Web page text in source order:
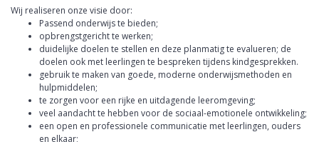
Wij realiseren onze visie door:
Passend onderwijs te bieden;
opbrengstgericht te werken;
duidelijke doelen te stellen en deze planmatig te evalueren; de
doelen ook met leerlingen te bespreken tijdens kindgesprekken.
gebruik te maken van goede, moderne onderwijsmethoden en
hulpmiddelen;
te zorgen voor een rijke en uitdagende leeromgeving;
veel aandacht te hebben voor de sociaal-emotionele ontwikkeling;
een open en professionele communicatie met leerlingen, ouders
en elkaar;